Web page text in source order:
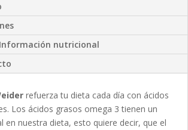
nutricional
refuerza tu dieta cada día con ácidos
Los ácidos grasos omega 3 tienen un
en nuestra dieta, esto quiere decir, que el